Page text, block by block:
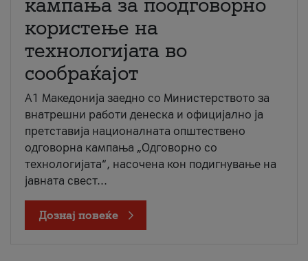
кампања за поодговорно
користење на
технологијата во
сообраќајот
A1 Македонија заедно со Министерството за
внатрешни работи денеска и официјално ја
претставија националната општествено
одговорна кампања „Одговорно со
технологијата“, насочена кон подигнување на
јавната свест...
Дознај повеќе